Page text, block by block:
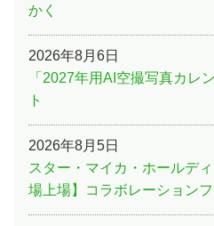
かく
2026年8月6日
「2027年用AI空撮写真カレ
ト
2026年8月5日
スター・マイカ・ホールデ
場上場】コラボレーション